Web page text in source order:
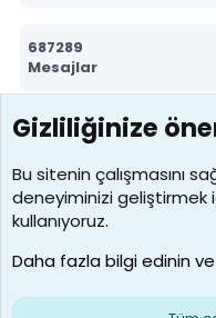
687289
Mesajlar
7389
Kullanıcılar
idriskaancelik
Son üye
Çerezler
Gizliliğinize
Bu sitenin çalışmasını
deneyiminizi geliştirmek
kullanıyoruz.
Daha fazla bilgi edinin ve